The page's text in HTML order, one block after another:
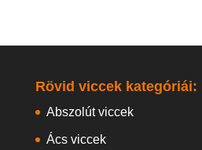
Rövid viccek kategóriái:
Abszolút viccek
Ács viccek